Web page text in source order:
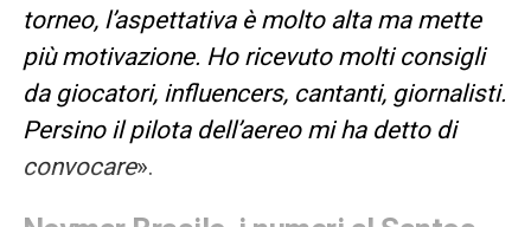
torneo, l’aspettativa è molto alta ma mette
più motivazione. Ho ricevuto molti consigli
da giocatori, influencers, cantanti, giornalisti.
Persino il pilota dell’aereo mi ha detto di
convocare».